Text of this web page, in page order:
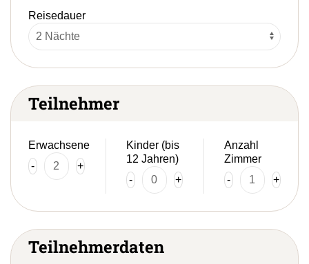
Reisedauer
Teilnehmer
Erwachsene
-
+
Kinder (bis
12 Jahren)
-
+
Anzahl
Zimmer
-
+
Teilnehmerdaten